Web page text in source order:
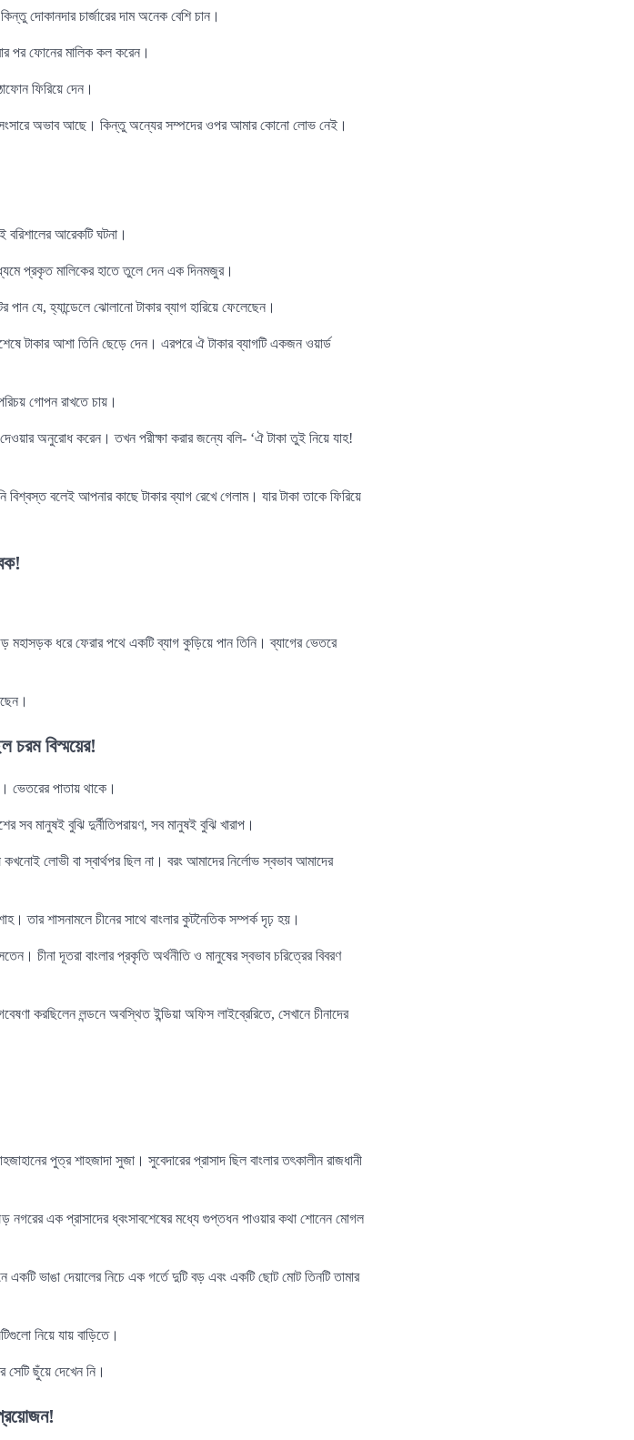
দোকানদার চার্জারের দাম অনেক বেশি চান।
পর ফোনের মালিক কল করেন।
ফিরিয়ে দেন।
সংসারে অভাব আছে। কিন্তু অন্যের সম্পদের ওপর আমার কোনো লোভ নেই।
বরিশালের আরেকটি ঘটনা।
প্রকৃত মালিকের হাতে তুলে দেন এক দিনমজুর।
যে, হ্যান্ডেলে ঝোলানো টাকার ব্যাগ হারিয়ে ফেলেছেন।
টাকার আশা তিনি ছেড়ে দেন। এরপরে ঐ টাকার ব্যাগটি একজন ওয়ার্ড
গোপন রাখতে চায়।
অনুরোধ করেন। তখন পরীক্ষা করার জন্যে বলি- ‘ঐ টাকা তুই নিয়ে যাহ!
বলেই আপনার কাছে টাকার ব্যাগ রেখে গেলাম। যার টাকা তাকে ফিরিয়ে
মহাসড়ক ধরে ফেরার পথে একটি ব্যাগ কুড়িয়ে পান তিনি। ব্যাগের ভেতরে
চরম বিস্ময়ের!
ভেতরের পাতায় থাকে।
সব মানুষই বুঝি দুর্নীতিপরায়ণ, সব মানুষই বুঝি খারাপ।
লোভী বা স্বার্থপর ছিল না। বরং আমাদের নির্লোভ স্বভাব আমাদের
তার শাসনামলে চীনের সাথে বাংলার কুটনৈতিক সম্পর্ক দৃঢ় হয়।
চীনা দূতরা বাংলার প্রকৃতি অর্থনীতি ও মানুষের স্বভাব চরিত্রের বিবরণ
করছিলেন লন্ডনে অবস্থিত ইন্ডিয়া অফিস লাইব্রেরিতে, সেখানে চীনাদের
পুত্র শাহজাদা সুজা। সুবেদারের প্রাসাদ ছিল বাংলার তৎকালীন রাজধানী
নগরের এক প্রাসাদের ধ্বংসাবশেষের মধ্যে গুপ্তধন পাওয়ার কথা শোনেন মোগল
ভাঙা দেয়ালের নিচে এক গর্তে দুটি বড় এবং একটি ছোট মোট তিনটি তামার
নিয়ে যায় বাড়িতে।
ছুঁয়ে দেখেন নি।